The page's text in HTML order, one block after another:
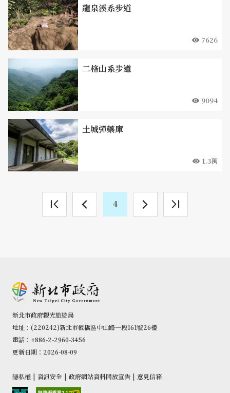
龍泉溪系步道
7626
二格山系步道
9094
土城彈藥庫
1.3萬
4
新北市政府觀光旅遊局
地址：(220242)新北市板橋區中山路一段161號26樓
電話：+886-2-2960-3456
更新日期：2026-08-09
隱私權 | 資訊安全 | 政府網站資料開放宣告 | 意見信箱